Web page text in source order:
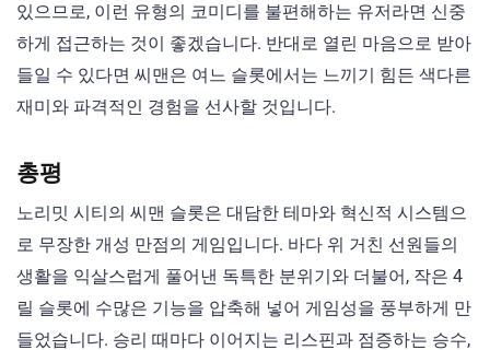
있으므로, 이런 유형의 코미디를 불편해하는 유저라면 신중
하게 접근하는 것이 좋겠습니다. 반대로 열린 마음으로 받아
들일 수 있다면 씨맨은 여느 슬롯에서는 느끼기 힘든 색다른
재미와 파격적인 경험을 선사할 것입니다.
총평
노리밋 시티의 씨맨 슬롯은 대담한 테마와 혁신적 시스템으
로 무장한 개성 만점의 게임입니다. 바다 위 거친 선원들의
생활을 익살스럽게 풀어낸 독특한 분위기와 더불어, 작은 4
릴 슬롯에 수많은 기능을 압축해 넣어 게임성을 풍부하게 만
들었습니다. 승리 때마다 이어지는 리스핀과 점증하는 승수,